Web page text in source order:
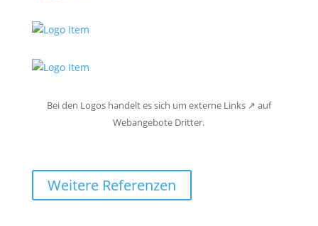
Bei den Logos handelt es sich um externe Links ↗ auf
Webangebote Dritter.
Weitere Referenzen